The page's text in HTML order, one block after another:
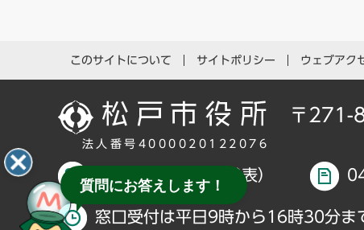
このサイトについて サイトポリシー ウェブアク
法人番号4000020122076
〒271-
047-366-1111（代表）
窓口受付は平日9時から16時30分ま
質問にお答えします！